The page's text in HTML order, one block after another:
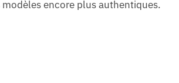
encore plus authentiques.